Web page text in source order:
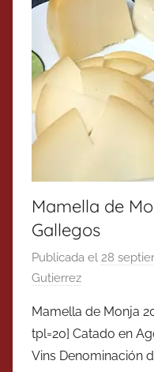
Mamella de
Gallegos
Publicada el 28
Gutierrez
Mamella de Monja
tpl=20] Catado en
Vins Denominación